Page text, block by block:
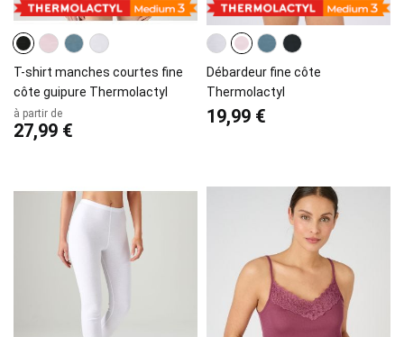
T-shirt manches courtes fine
côte guipure Thermolactyl
à partir de
27,99 €
Débardeur fine côte
Thermolactyl
19,99 €